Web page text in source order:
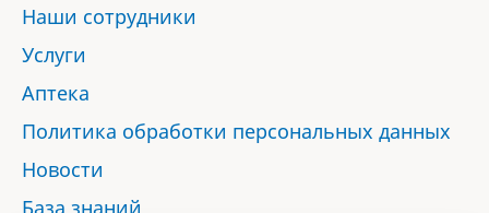
Наши сотрудники
Услуги
Аптека
Политика обработки персональных данных
Новости
База знаний